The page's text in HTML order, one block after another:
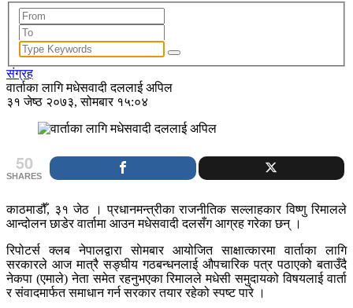
संग्रह
वार्ताका लागि मधेसवादी दललाई अपिल
३१ जेष्ठ २०७३, सोमबार १५:०४
50
SHARES
काठमाडौँ, ३१ जेठ । प्रधानमन्त्रीका राजनीतिक सल्लाहकार विष्णु रिमालले
आन्दोलन छाडेर वार्तामा आउन मधेसवादी दलसँग आग्रह गरेका छन् ।
रिपोटर्स क्लब नेपालद्वारा साेमबार आयोजित साक्षात्कारमा वार्ताका लागि
सरकारले आज मात्रै सङ्घीय गठबन्धनलाई औपचारिक पत्र पठाएको बताउँदै
नेकपा (एमाले) नेता समेत रहनुभएका रिमालले मधेसी समुदायको विषयलाई वार्ता
र संवादमार्फत समाधान गर्न सरकार तयार रहेको स्पष्ट पारे ।